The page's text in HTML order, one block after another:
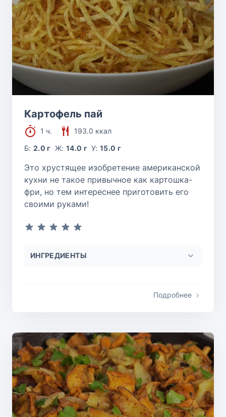
Картофель пай
1 ч.
193.0 ккал
Б:2.0 г Ж: 14.0 г У:15.0 г
Это хрустящее изобретение американской
кухни не такое привычное как картошка-
фри, но тем интереснее приготовить его
своими руками!
ИНГРЕДИЕНТЫ
Подробнее